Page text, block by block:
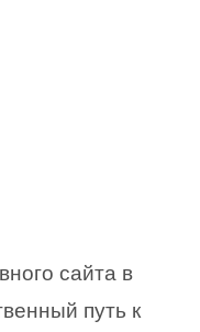
сайта в
путь к